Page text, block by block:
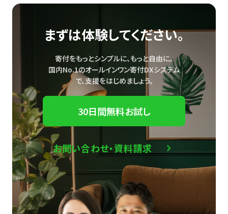
まずは体験してください。
寄付をもっとシンプルに、もっと自由に。
国内No.1のオールインワン寄付DXシステム
で、支援をはじめましょう。
30日間無料お試し
お問い合わせ・資料請求